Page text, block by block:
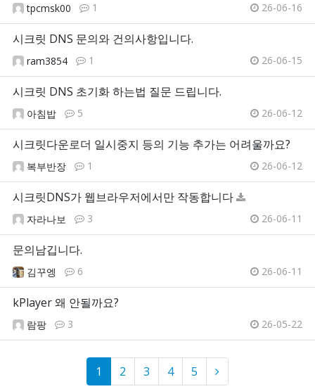
tpcmsk00 1 26-06-16
시크릿 DNS 문의와 건의사항입니다.
ram3854 1 26-06-15
시크릿 DNS 초기화 하는법 질문 드립니다.
아침밥 5 26-06-12
시크릿다운로더 일시중지 등의 기능 추가는 어려울까요?
복부반장 1 26-06-12
시크릿DNS가 웹브라우저에서만 작동합니다
자라나보 3 26-06-11
문의남깁니다.
김꾸엥 6 26-06-11
kPlayer 왜 안될까요?
람팡 3 26-05-22
1 2 3 4 5